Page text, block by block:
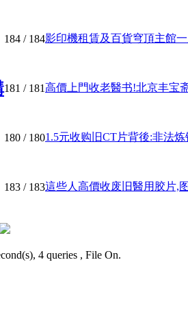
184 / 184影印機租賃及百貨穹頂主館
181 / 181高價上門收老醫书!北京丰宝
180 / 1801.5元收购旧CT片背後:非法炼
183 / 183這些人高價收废旧醫用胶片,
4 queries , File On.